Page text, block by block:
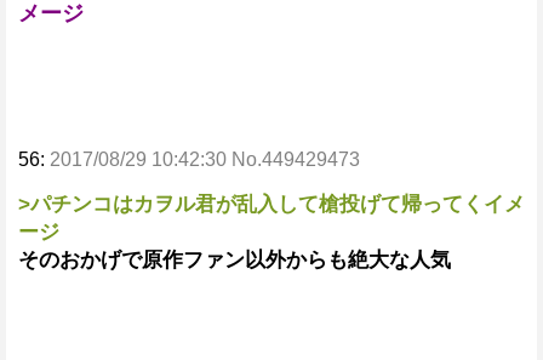
メージ
56: 2017/08/29 10:42:30 No.449429473
>パチンコはカヲル君が乱入して槍投げて帰ってくイメ
ージ
そのおかげで原作ファン以外からも絶大な人気